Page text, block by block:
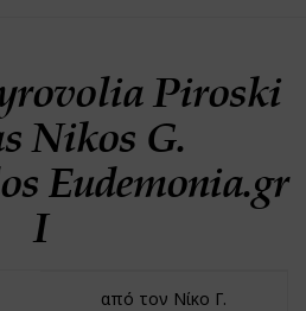
Piroski
Nikos G.
Eudemonia.gr
I
από τον Νίκο Γ.